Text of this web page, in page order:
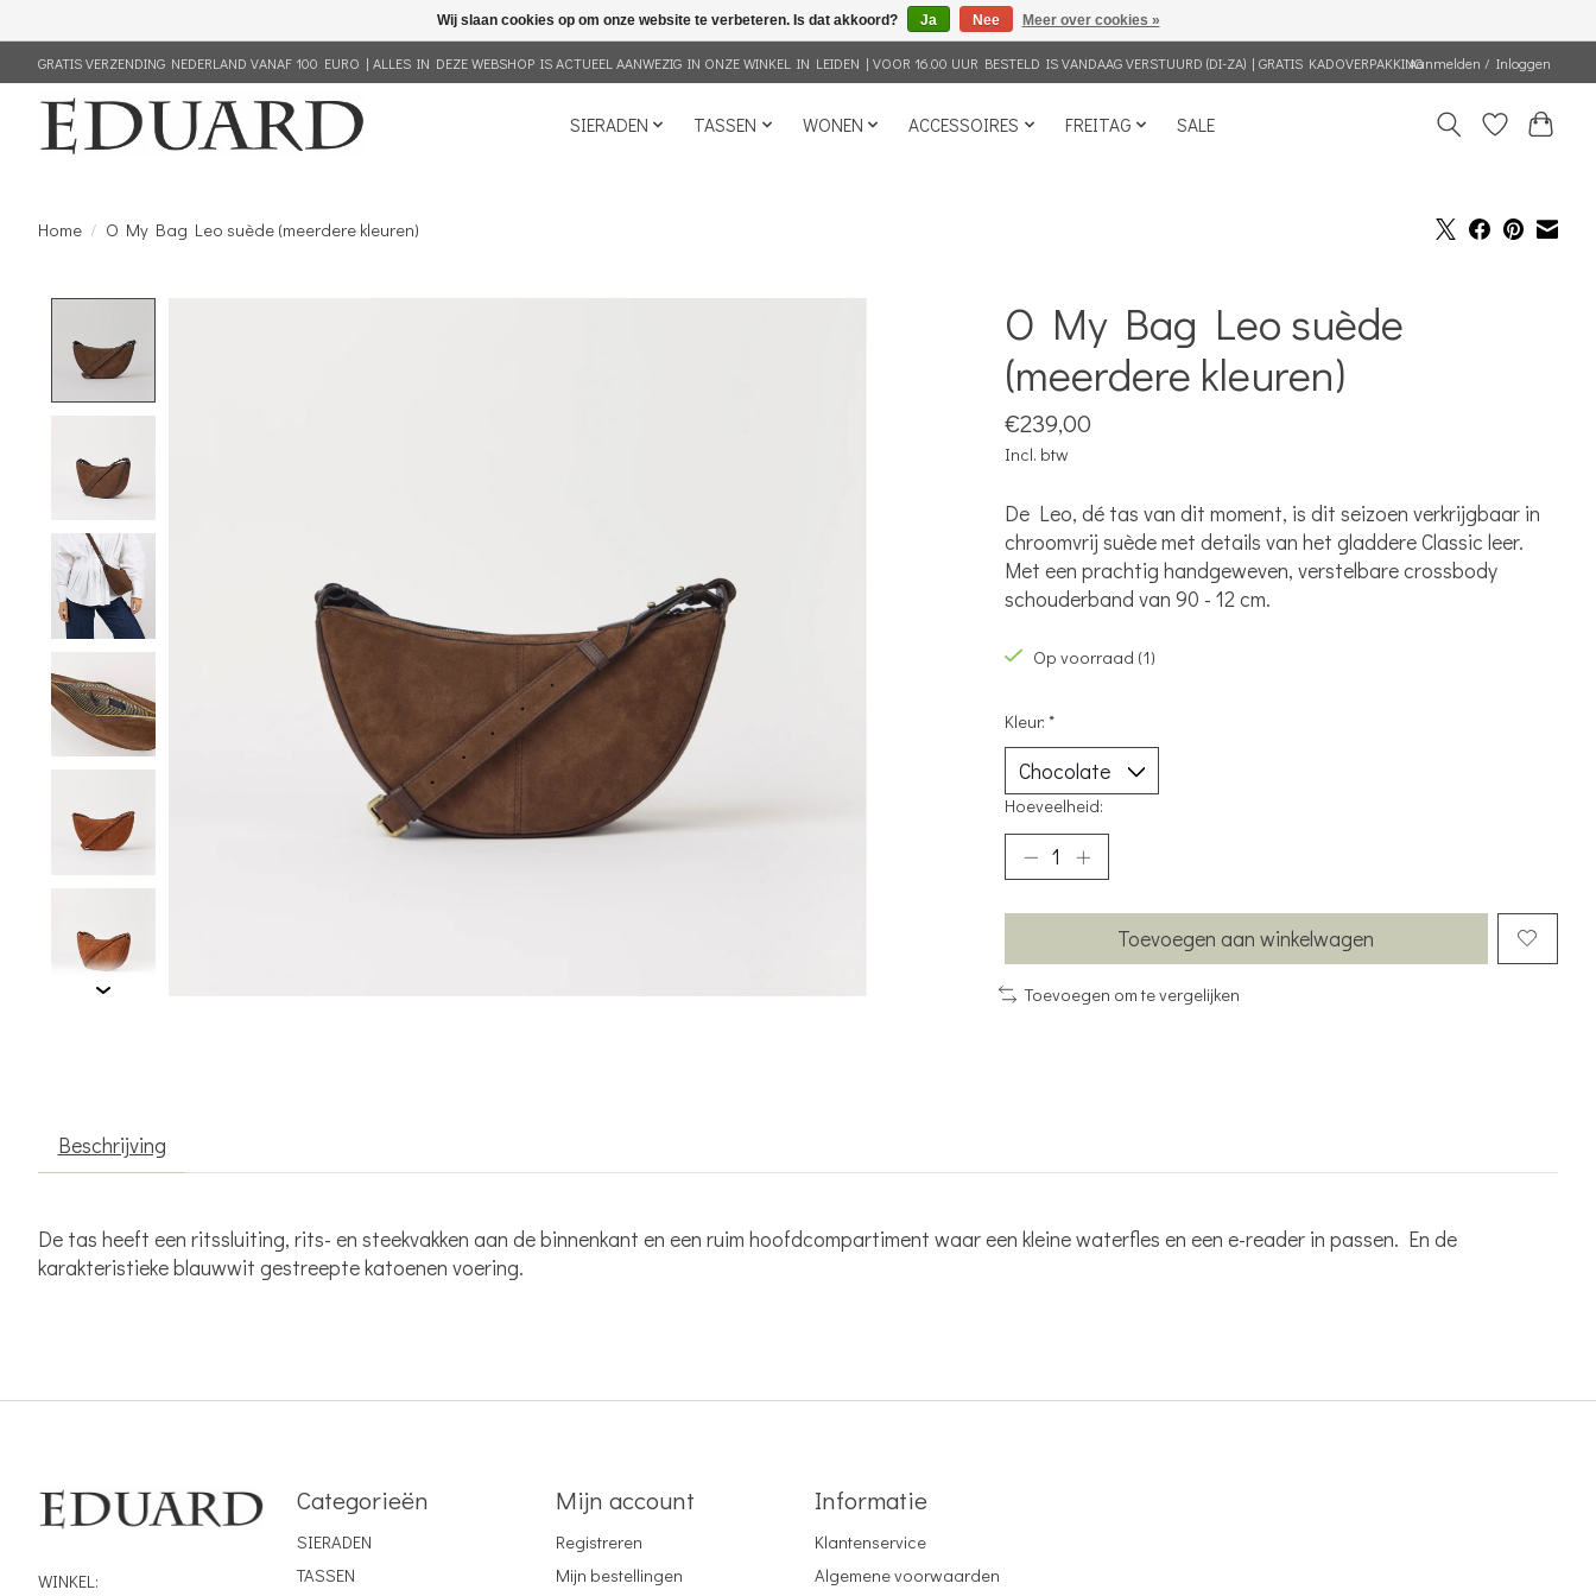
GRATIS VERZENDING NEDERLAND VANAF 100 EURO | ALLES IN DEZE WEBSHOP IS ACTUEEL AANWEZIG IN ONZE WINKEL IN LEIDEN | VOOR 16.00 UUR BESTELD IS VANDAAG VERSTUURD (DI-ZA) | GRATIS KADOVERPAKKINGAanmelden / Inloggen
SIERADEN TASSEN WONEN ACCESSOIRES FREITAG SALE
Home / O My Bag Leo suède (meerdere kleuren)
O My Bag Leo suède
(meerdere kleuren)
€239,00
Incl. btw
De Leo, dé tas van dit moment, is dit seizoen verkrijgbaar in
chroomvrij suède met details van het gladdere Classic leer.
Met een prachtig handgeweven, verstelbare crossbody
schouderband van 90 - 12 cm.
Op voorraad (1)
Kleur: *
Hoeveelheid:
Toevoegen aan winkelwagen
Toevoegen om te vergelijken
Beschrijving
De tas heeft een ritssluiting, rits- en steekvakken aan de binnenkant en een ruim hoofdcompartiment waar een kleine waterfles en een e-reader in passen. En de
karakteristieke blauwwit gestreepte katoenen voering.
WINKEL:
Categorieën
SIERADEN
TASSEN
Mijn account
Registreren
Mijn bestellingen
Informatie
Klantenservice
Algemene voorwaarden
Wij slaan cookies op om onze website te verbeteren. Is dat akkoord? Ja Nee Meer over cookies »